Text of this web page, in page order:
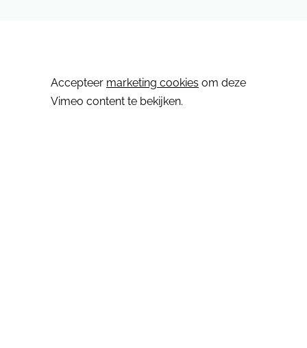
⋯
Accepteer marketing cookies om deze
Vimeo content te bekijken.